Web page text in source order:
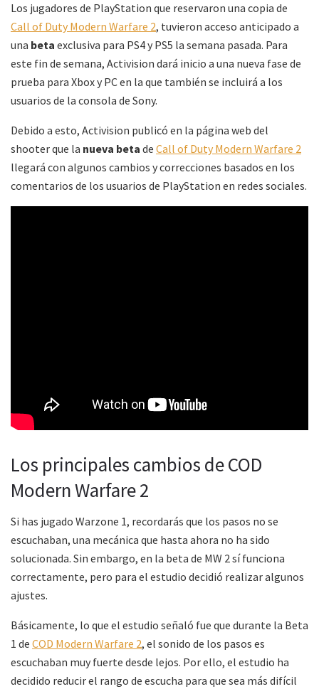
Los jugadores de PlayStation que reservaron una copia de
Call of Duty Modern Warfare 2, tuvieron acceso anticipado a
una beta exclusiva para PS4 y PS5 la semana pasada. Para
este fin de semana, Activision dará inicio a una nueva fase de
prueba para Xbox y PC en la que también se incluirá a los
usuarios de la consola de Sony.
Debido a esto, Activision publicó en la página web del
shooter que la nueva beta de Call of Duty Modern Warfare 2
llegará con algunos cambios y correcciones basados en los
comentarios de los usuarios de PlayStation en redes sociales.
Los principales cambios de COD
Modern Warfare 2
Si has jugado Warzone 1, recordarás que los pasos no se
escuchaban, una mecánica que hasta ahora no ha sido
solucionada. Sin embargo, en la beta de MW 2 sí funciona
correctamente, pero para el estudio decidió realizar algunos
ajustes.
Básicamente, lo que el estudio señaló fue que durante la Beta
1 de COD Modern Warfare 2, el sonido de los pasos es
escuchaban muy fuerte desde lejos. Por ello, el estudio ha
decidido reducir el rango de escucha para que sea más difícil